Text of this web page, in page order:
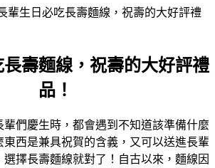
輩生日必吃長壽麵線，祝壽的大好評禮
壽麵線，祝壽的大好評禮
品 ！
們慶生時，都會遇到不知道該準備什麼
東西是兼具祝賀的含義，又可以送進長輩
擇長壽麵線就對了！自古以來，麵線因